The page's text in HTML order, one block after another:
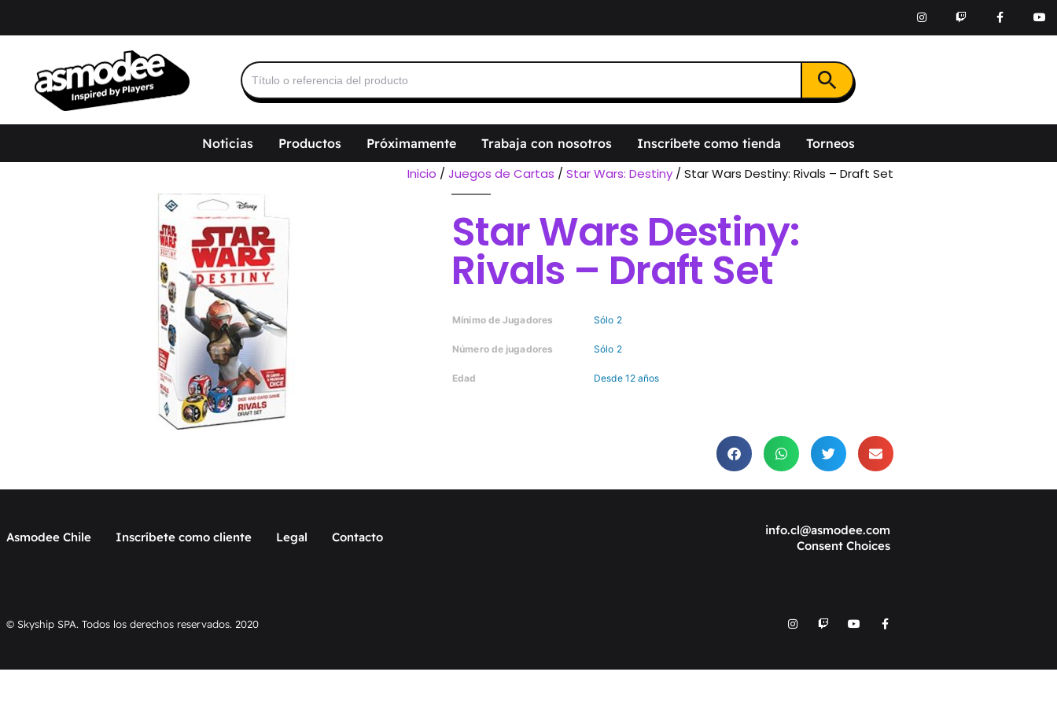
Buscar: Botón de búsqueda
Noticias Productos Próximamente Trabaja con nosotros Inscríbete como tienda Torneos
Inicio / Juegos de Cartas / Star Wars: Destiny / Star Wars Destiny: Rivals – Draft Set
Star Wars Destiny:
Rivals – Draft Set
Mínimo de Jugadores Sólo 2
Número de jugadores Sólo 2
Edad Desde 12 años
Asmodee Chile Inscríbete como cliente Legal Contacto
info.cl@asmodee.com
Consent Choices
© Skyship SPA. Todos los derechos reservados. 2020